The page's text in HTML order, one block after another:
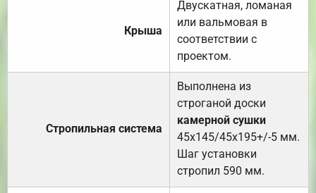
Крыша
Двускатная, ломаная
или вальмовая в
соответствии с
проектом.
Стропильная система
Выполнена из
строганой доски
камерной сушки
45х145/45х195+/-5 мм.
Шаг установки
стропил 590 мм.